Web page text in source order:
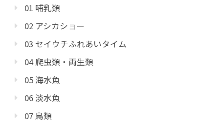
01 哺乳類
02 アシカショー
03 セイウチふれあいタイム
04 爬虫類・両生類
05 海水魚
06 淡水魚
07 鳥類